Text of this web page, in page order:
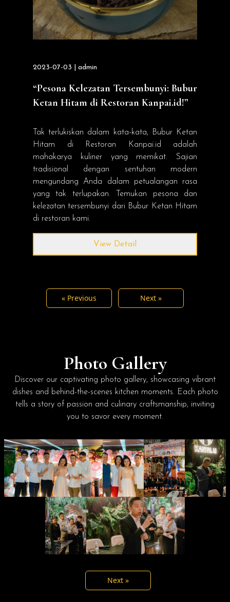
2023-07-03 | admin
“Pesona Kelezatan Tersembunyi: Bubur
Ketan Hitam di Restoran Kanpai.id!”
Tak terlukiskan dalam kata-kata, Bubur Ketan
Hitam di Restoran Kanpai.id adalah
mahakarya kuliner yang memikat. Sajian
tradisional dengan sentuhan modern
mengundang Anda dalam petualangan rasa
yang tak terlupakan. Temukan pesona dan
kelezatan tersembunyi dari Bubur Ketan Hitam
di restoran kami.
View Detail
« Previous Next »
Photo Gallery
Discover our captivating photo gallery, showcasing vibrant
dishes and behind-the-scenes kitchen moments. Each photo
tells a story of passion and culinary craftsmanship, inviting
you to savor every moment.
Next »